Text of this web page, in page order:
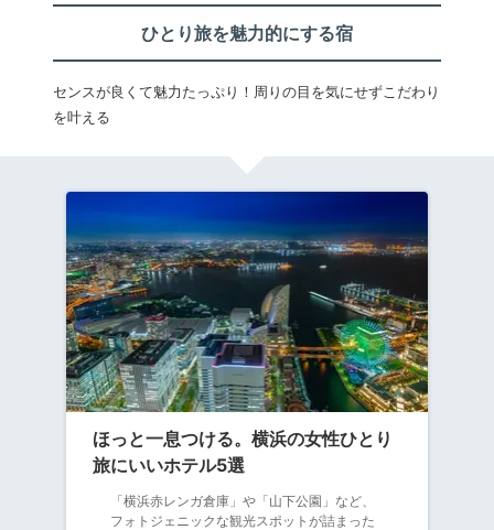
ひとり旅を魅力的にする宿
センスが良くて魅力たっぷり！周りの目を気にせずこだわり
を叶える
ほっと一息つける。横浜の女性ひとり
旅にいいホテル5選
「横浜赤レンガ倉庫」や「山下公園」など、
フォトジェニックな観光スポットが詰まった